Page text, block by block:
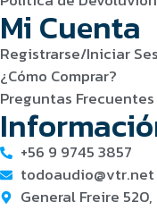
Mi Cuenta
Registrarse/Iniciar
¿Cómo Comprar?
Preguntas Frecuentes
+56 9 9745 3857
todoaudio@vtr.net
General Freire